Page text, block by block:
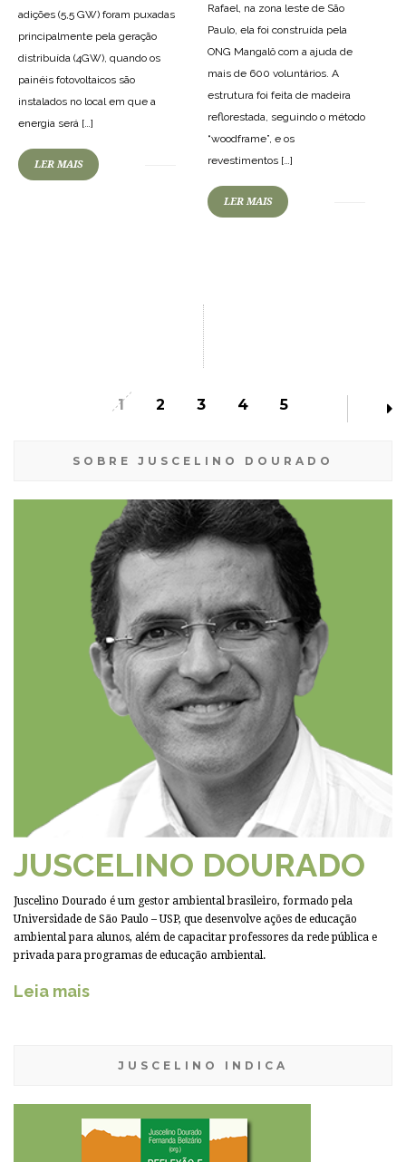
Rafael, na zona leste de São
Paulo, ela foi construída pela
ONG Mangalô com a ajuda de
mais de 600 voluntários. A
estrutura foi feita de madeira
reflorestada, seguindo o método
“woodframe”, e os
revestimentos […]
LER MAIS
adições (5,5 GW) foram puxadas
principalmente pela geração
distribuída (4GW), quando os
painéis fotovoltaicos são
instalados no local em que a
energia será […]
LER MAIS
1 2 3 4 5
SOBRE JUSCELINO DOURADO
JUSCELINO DOURADO
Juscelino Dourado é um gestor ambiental brasileiro, formado pela
Universidade de São Paulo – USP, que desenvolve ações de educação
ambiental para alunos, além de capacitar professores da rede pública e
privada para programas de educação ambiental.
Leia mais
JUSCELINO INDICA